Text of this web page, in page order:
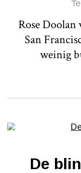
Rose
San
weinig
De